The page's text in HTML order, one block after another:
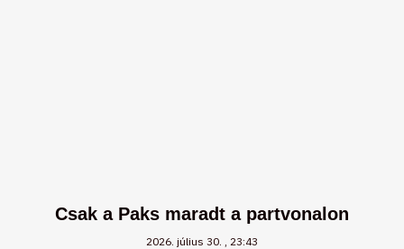
Csak a Paks maradt a partvonalon
2026. július 30. 23:43